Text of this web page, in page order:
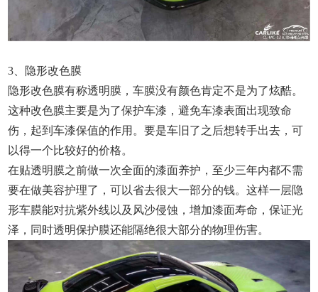
3、隐形改色膜
隐形改色膜有称透明膜，车膜没有颜色肯定不是为了炫酷。
这种改色膜主要是为了保护车漆，避免车漆表面出现致命
伤，起到车漆保值的作用。要是车旧了之后想转手出去，可
以得一个比较好的价格。
在贴透明膜之前做一次全面的漆面养护，至少三年内都不需
要在做美容护理了，可以省去很大一部分的钱。这样一层隐
形车膜能对抗紫外线以及风沙侵蚀，增加漆面寿命，保证光
泽，同时透明保护膜还能隔绝很大部分的物理伤害。